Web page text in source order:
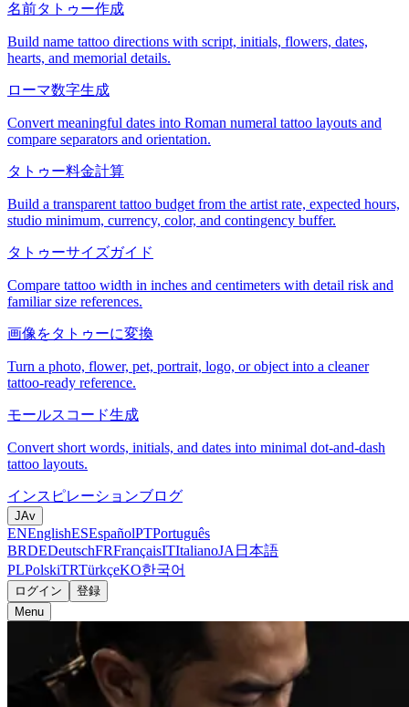
名前タトゥー作成
Build name tattoo directions with script, initials, flowers, dates,
hearts, and memorial details.
ローマ数字生成
Convert meaningful dates into Roman numeral tattoo layouts and
compare separators and orientation.
タトゥー料金計算
Build a transparent tattoo budget from the artist rate, expected hours,
studio minimum, currency, color, and contingency buffer.
タトゥーサイズガイド
Compare tattoo width in inches and centimeters with detail risk and
familiar size references.
画像をタトゥーに変換
Turn a photo, flower, pet, portrait, logo, or object into a cleaner
tattoo-ready reference.
モールスコード生成
Convert short words, initials, and dates into minimal dot-and-dash
tattoo layouts.
インスピレーションブログ
JAv
ENEnglishESEspañolPTPortuguês
BRDEDeutschFRFrançaisITItalianoJA 日本語
PLPolskiTRTürkçeKO한국어
ログイン
登録
Menu